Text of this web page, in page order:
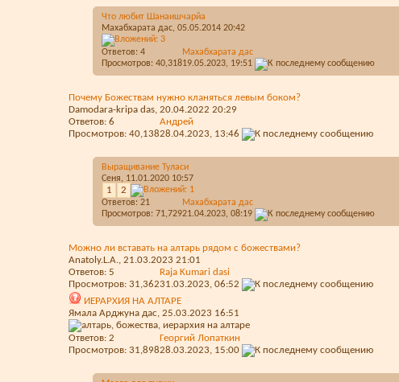
Что любит Шанаишчарйа
Махабхарата дас, 05.05.2014 20:42
Ответов: 4
Просмотров: 40,318
Махабхарата дас
19.05.2023, 19:51
Почему Божествам нужно кланяться левым боком?
Damodara-kripa das, 20.04.2022 20:29
Ответов: 6
Просмотров: 40,138
Aндрей
28.04.2023, 13:46
Выращивание Туласи
Сеня, 11.01.2020 10:57
1 2
Ответов: 21
Просмотров: 71,729
Махабхарата дас
21.04.2023, 08:19
Можно ли вставать на алтарь рядом с божествами?
Anatoly.L.A., 21.03.2023 21:01
Ответов: 5
Просмотров: 31,362
Raja Kumari dasi
31.03.2023, 06:52
ИЕРАРХИЯ НА АЛТАРЕ
Ямала Арджуна дас, 25.03.2023 16:51
Ответов: 2
Просмотров: 31,898
Георгий Лопаткин
28.03.2023, 15:00